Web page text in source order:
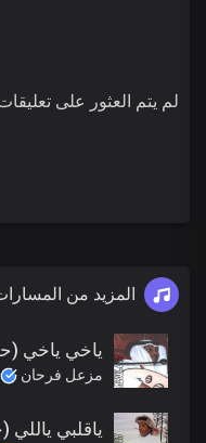
لم يتم العثور على
المزيد من
ياخي ياخي
مزعل فرحان
ياقلبي